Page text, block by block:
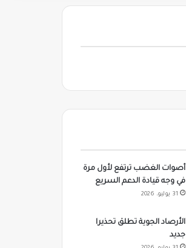
أصوات الغضب ترتفع لأول مرة
في وجه قيادة الدعم السريع
31 يوليو، 2026
الأرصاد الجوية تطلق تحذيرا
جديد